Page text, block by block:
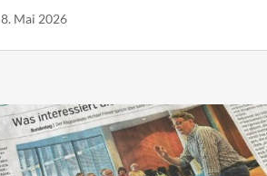
8. Mai 2026